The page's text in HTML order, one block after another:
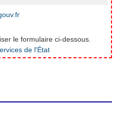
le formulaire ci-dessous.